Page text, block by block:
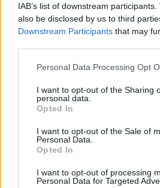
IAB’s list of downstream
also be disclosed by us to third
Downstream Participants that may
Please note that this website/app
not limited to your visit or usage
grant or deny consent to Google and
use your data for below specified
consent section.
Personal Data Processing Opt
I want to opt-out of the Sharing
personal data.
Opted In
I want to opt-out of the Sale of
Personal Data.
Opted In
I want to opt-out of processing
Personal Data for Targeted
Helyi hírek
Fáklyafényben tárul fel
belvárosa